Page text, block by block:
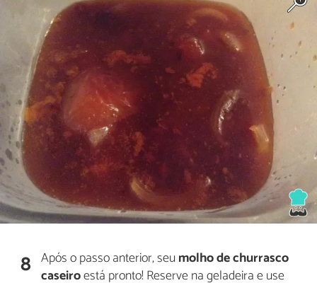
8 Após o passo anterior, seumolho de churrasco
caseiroestá pronto! Reserve na geladeira e use